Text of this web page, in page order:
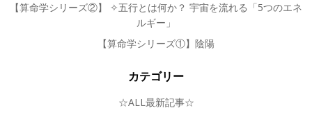
【算命学シリーズ②】 ✧五行とは何か？ 宇宙を流れる「5つのエネ
ルギー」
【算命学シリーズ①】陰陽
カテゴリー
☆ALL最新記事☆